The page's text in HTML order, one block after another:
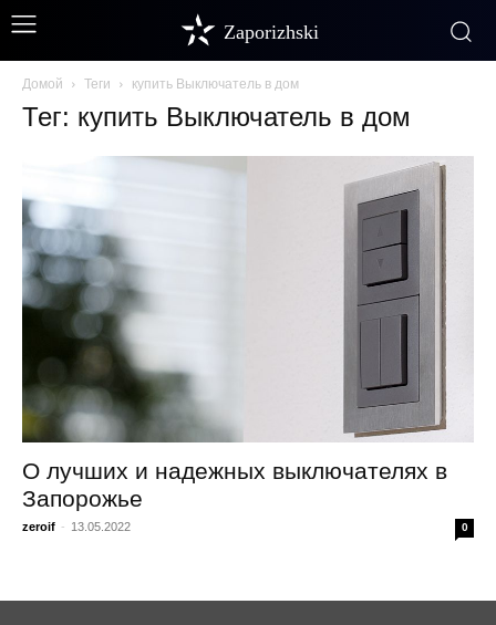
Zaporizhski
Домой Теги купить Выключатель в дом
Тег: купить Выключатель в дом
О лучших и надежных выключателях в
Запорожье
zeroif - 13.05.2022 0